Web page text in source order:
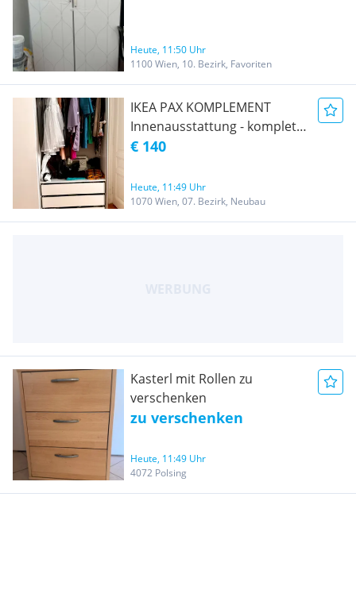
Heute, 11:50 Uhr
1100 Wien, 10. Bezirk, Favoriten
IKEA PAX KOMPLEMENT
Innenausstattung - komplett
für 2 × 100 cm Korpus
€ 140
Heute, 11:49 Uhr
1070 Wien, 07. Bezirk, Neubau
Kasterl mit Rollen zu
verschenken
zu verschenken
Heute, 11:49 Uhr
4072 Polsing